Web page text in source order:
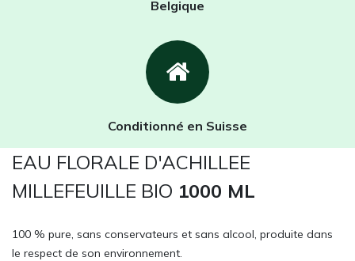
Belgique
Conditionné en Suisse
EAU FLORALE D'ACHILLEE
MILLEFEUILLE BIO 1000 ML
100 % pure, sans conservateurs et sans alcool, produite dans
le respect de son environnement.